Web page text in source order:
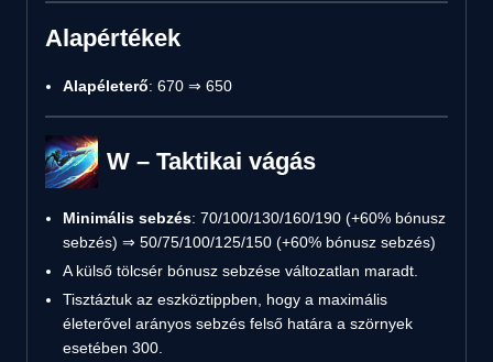
Alapértékek
Alapéleterő: 670 ⇒ 650
W – Taktikai vágás
Minimális sebzés: 70/100/130/160/190 (+60% bónusz
sebzés) ⇒ 50/75/100/125/150 (+60% bónusz sebzés)
A külső tölcsér bónusz sebzése változatlan maradt.
Tisztáztuk az eszköztippben, hogy a maximális
életerővel arányos sebzés felső határa a szörnyek
esetében 300.